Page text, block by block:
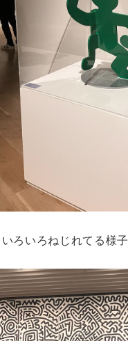
ろいろねじれてる様子